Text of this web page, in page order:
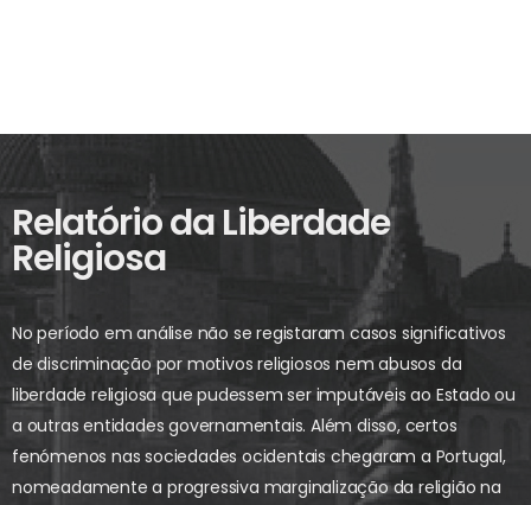
Relatório da Liberdade
Religiosa
No período em análise não se registaram casos significativos
de discriminação por motivos religiosos nem abusos da
liberdade religiosa que pudessem ser imputáveis ao Estado ou
a outras entidades governamentais. Além disso, certos
fenómenos nas sociedades ocidentais chegaram a Portugal,
nomeadamente a progressiva marginalização da religião na